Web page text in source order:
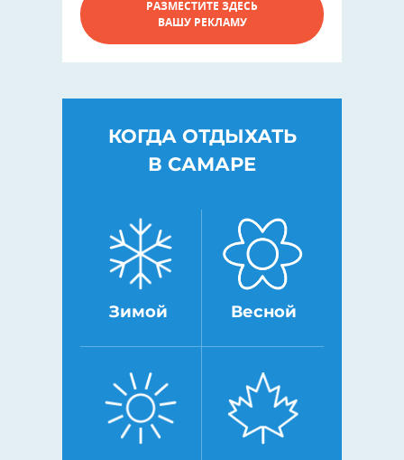
РАЗМЕСТИТЕ ЗДЕСЬ
ВАШУ РЕКЛАМУ
КОГДА ОТДЫХАТЬ
В САМАРЕ
Зимой Весной